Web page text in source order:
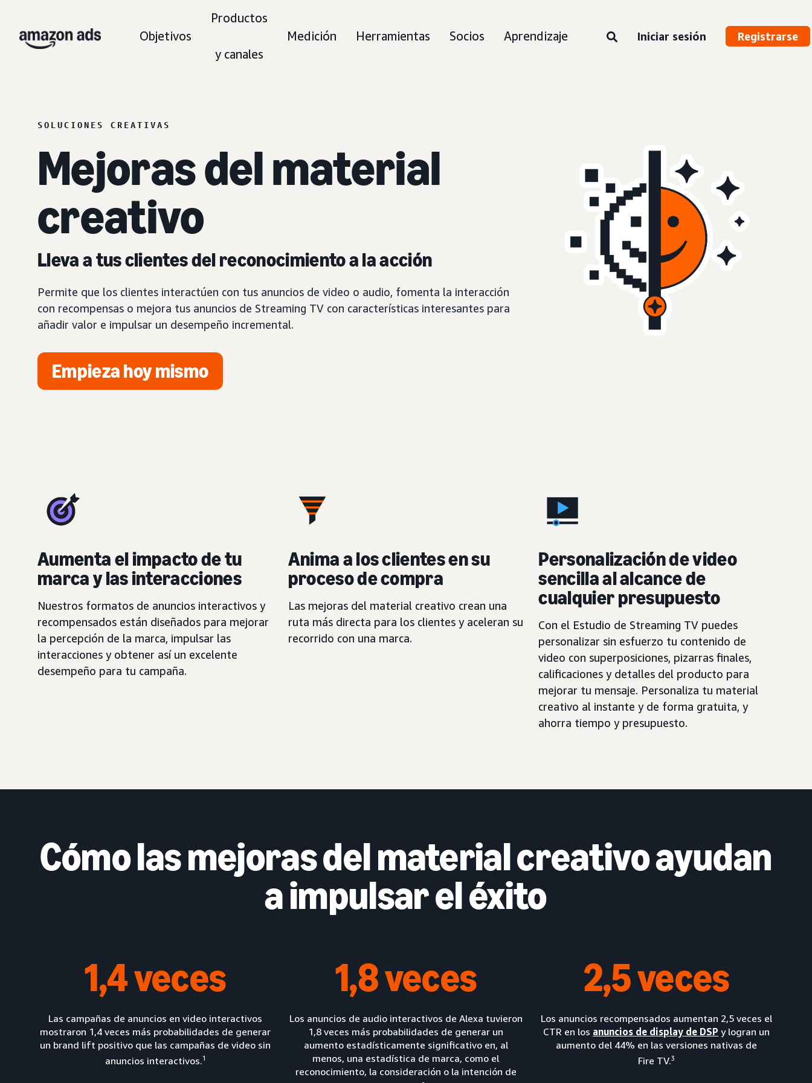
Objetivos
Productos
y canales
Medición Herramientas Socios Aprendizaje Iniciar sesión Registrarse
SOLUCIONES CREATIVAS
Mejoras del material
creativo
Lleva a tus clientes del reconocimiento a la acción
Permite que los clientes interactúen con tus anuncios de video o audio, fomenta la interacción
con recompensas o mejora tus anuncios de Streaming TV con características interesantes para
añadir valor e impulsar un desempeño incremental.
Empieza hoy mismo
Aumenta el impacto de tu
marca y las interacciones
Nuestros formatos de anuncios interactivos y
recompensados están diseñados para mejorar
la percepción de la marca, impulsar las
interacciones y obtener así un excelente
desempeño para tu campaña.
Anima a los clientes en su
proceso de compra
Las mejoras del material creativo crean una
ruta más directa para los clientes y aceleran su
recorrido con una marca.
Personalización de video
sencilla al alcance de
cualquier presupuesto
Con el Estudio de Streaming TV puedes
personalizar sin esfuerzo tu contenido de
video con superposiciones, pizarras finales,
calificaciones y detalles del producto para
mejorar tu mensaje. Personaliza tu material
creativo al instante y de forma gratuita, y
ahorra tiempo y presupuesto.
Cómo las mejoras del material creativo ayudan
a impulsar el éxito
1,4 veces
Las campañas de anuncios en video interactivos
mostraron 1,4 veces más probabilidades de generar
un brand lift positivo que las campañas de video sin
anuncios interactivos.1
1,8 veces
Los anuncios de audio interactivos de Alexa tuvieron
1,8 veces más probabilidades de generar un
aumento estadísticamente significativo en, al
menos, una estadística de marca, como el
reconocimiento, la consideración o la intención de
2,5 veces
Los anuncios recompensados aumentan 2,5 veces el
CTR en los anuncios de display de DSP y logran un
aumento del 44% en las versiones nativas de
Fire TV.3